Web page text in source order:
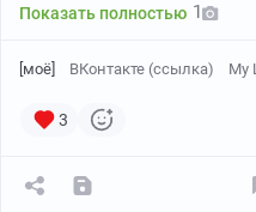
Показать полностью 1
[моё] ВКонтакте (ссылка) My
3